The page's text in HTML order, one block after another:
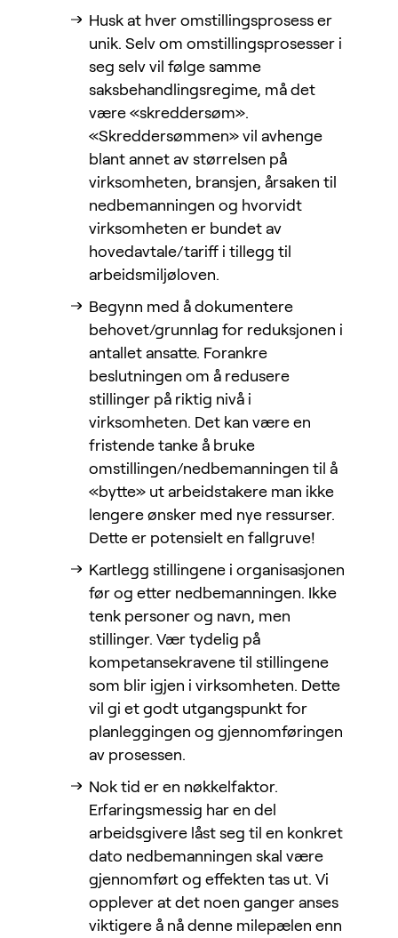
Husk at hver omstillingsprosess er
unik. Selv om omstillingsprosesser i
seg selv vil følge samme
saksbehandlingsregime, må det
være «skreddersøm».
«Skreddersømmen» vil avhenge
blant annet av størrelsen på
virksomheten, bransjen, årsaken til
nedbemanningen og hvorvidt
virksomheten er bundet av
hovedavtale/tariff i tillegg til
arbeidsmiljøloven.
Begynn med å dokumentere
behovet/grunnlag for reduksjonen i
antallet ansatte. Forankre
beslutningen om å redusere
stillinger på riktig nivå i
virksomheten. Det kan være en
fristende tanke å bruke
omstillingen/nedbemanningen til å
«bytte» ut arbeidstakere man ikke
lengere ønsker med nye ressurser.
Dette er potensielt en fallgruve!
Kartlegg stillingene i organisasjonen
før og etter nedbemanningen. Ikke
tenk personer og navn, men
stillinger. Vær tydelig på
kompetansekravene til stillingene
som blir igjen i virksomheten. Dette
vil gi et godt utgangspunkt for
planleggingen og gjennomføringen
av prosessen.
Nok tid er en nøkkelfaktor.
Erfaringsmessig har en del
arbeidsgivere låst seg til en konkret
dato nedbemanningen skal være
gjennomført og effekten tas ut. Vi
opplever at det noen ganger anses
viktigere å nå denne milepælen enn